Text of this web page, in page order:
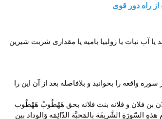
راه دور قوی
یا آب نبات یا زولبیا بامیه یا مقداری شربت شیرین
واقعه را بخوانید و بلافاصله بعد از آن این را
بن فلان و فلانه بنت فلانه بحق هَهْطُوبْ هَهْطُوب
السّورَةِ الشَّریفَة بِالمَحبَّة الدّائِمَه وَالوِداد بین